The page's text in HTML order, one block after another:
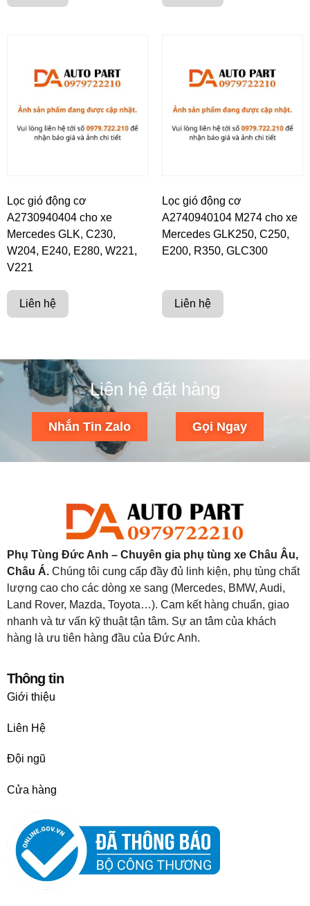
Lọc gió động cơ
A2730940404 cho xe
Mercedes GLK, C230,
W204, E240, E280, W221,
V221
Liên hệ
Lọc gió động cơ
A2740940104 M274 cho xe
Mercedes GLK250, C250,
E200, R350, GLC300
Liên hệ
Liên hệ đặt hàng
Nhắn Tin Zalo Gọi Ngay
Phụ Tùng Đức Anh – Chuyên gia phụ tùng xe Châu Âu,
Châu Á. Chúng tôi cung cấp đầy đủ linh kiện, phụ tùng chất
lượng cao cho các dòng xe sang (Mercedes, BMW, Audi,
Land Rover, Mazda, Toyota…). Cam kết hàng chuẩn, giao
nhanh và tư vấn kỹ thuật tận tâm. Sự an tâm của khách
hàng là ưu tiên hàng đầu của Đức Anh.
Thông tin
Giới thiệu
Liên Hệ
Đội ngũ
Cửa hàng